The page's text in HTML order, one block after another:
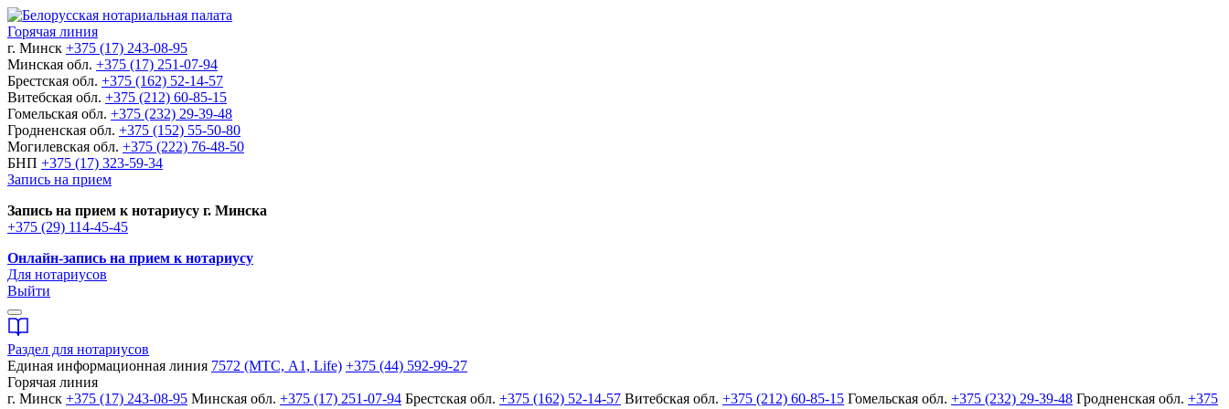
Горячая линия
г. Минск +375 (17) 243-08-95
Минская обл. +375 (17) 251-07-94
Брестская обл. +375 (162) 52-14-57
Витебская обл. +375 (212) 60-85-15
Гомельская обл. +375 (232) 29-39-48
Гродненская обл. +375 (152) 55-50-80
Могилевская обл. +375 (222) 76-48-50
БНП +375 (17) 323-59-34
Запись на прием
Запись на прием к нотариусу г. Минска
+375 (29) 114-45-45
Онлайн-запись на прием к нотариусу
Для нотариусов
Выйти
Раздел для нотариусов
Единая информационная линия 7572 (МТС, A1, Life) +375 (44) 592-99-27
Горячая линия
г. Минск +375 (17) 243-08-95 Минская обл. +375 (17) 251-07-94 Брестская обл. +375 (162) 52-14-57 Витебская обл. +375 (212) 60-85-15 Гомельская обл. +375 (232) 29-39-48 Гродненская обл. +375